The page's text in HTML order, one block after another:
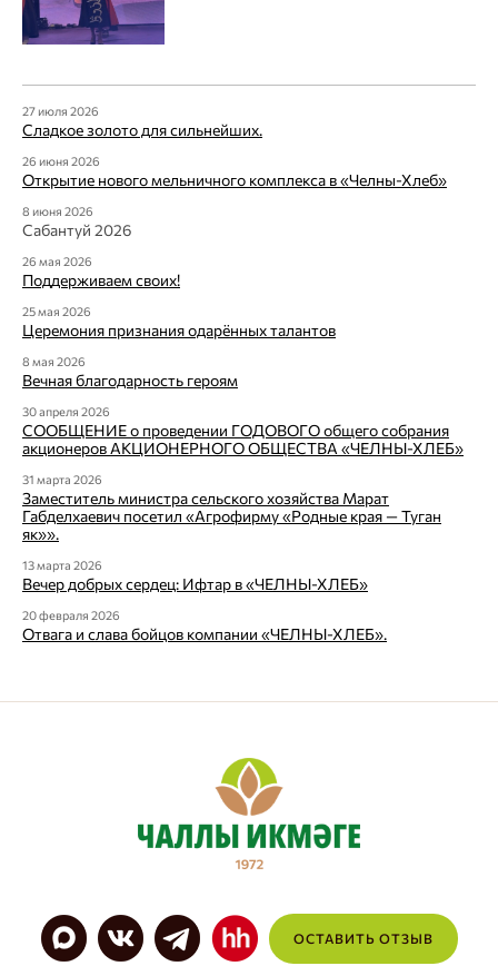
27 июля 2026
Сладкое золото для сильнейших.
26 июня 2026
Открытие нового мельничного комплекса в «Челны-Хлеб»
8 июня 2026
Сабантуй 2026
26 мая 2026
Поддерживаем своих!
25 мая 2026
Церемония признания одарённых талантов
8 мая 2026
Вечная благодарность героям
30 апреля 2026
СООБЩЕНИЕ о проведении ГОДОВОГО общего собрания
акционеров АКЦИОНЕРНОГО ОБЩЕСТВА «ЧЕЛНЫ-ХЛЕБ»
31 марта 2026
Заместитель министра сельского хозяйства Марат
Габделхаевич посетил «Агрофирму «Родные края — Туган
як»».
13 марта 2026
Вечер добрых сердец: Ифтар в «ЧЕЛНЫ-ХЛЕБ»
20 февраля 2026
Отвага и слава бойцов компании «ЧЕЛНЫ-ХЛЕБ».
ОСТАВИТЬ ОТЗЫВ